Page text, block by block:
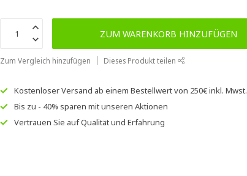
ZUM WARENKORB HINZUFÜGEN
Zum Vergleich hinzufügen Dieses Produkt teilen
Kostenloser Versand ab einem Bestellwert von 250€inkl. Mwst.
Bis zu - 40% sparen mit unserenAktionen
Vertrauen Sie aufQualität und Erfahrung